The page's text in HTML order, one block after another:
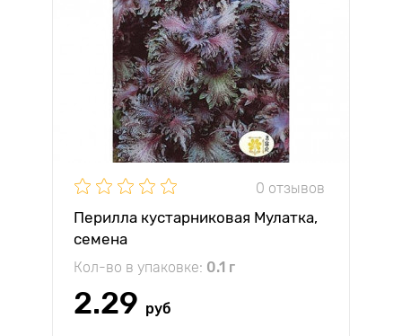
0 отзывов
Перилла кустарниковая Мулатка,
семена
Кол-во в упаковке: 0.1 г
2.29 руб